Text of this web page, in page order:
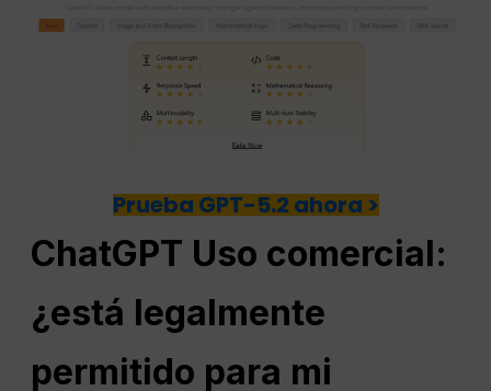
Prueba GPT-5.2 ahora >
ChatGPT Uso comercial:
¿está legalmente
permitido para mi